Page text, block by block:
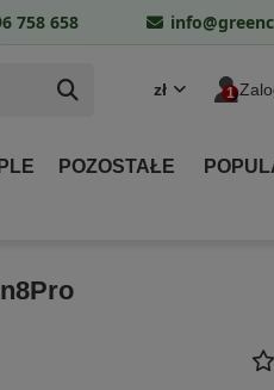
zł
POZOSTAŁE
758 658